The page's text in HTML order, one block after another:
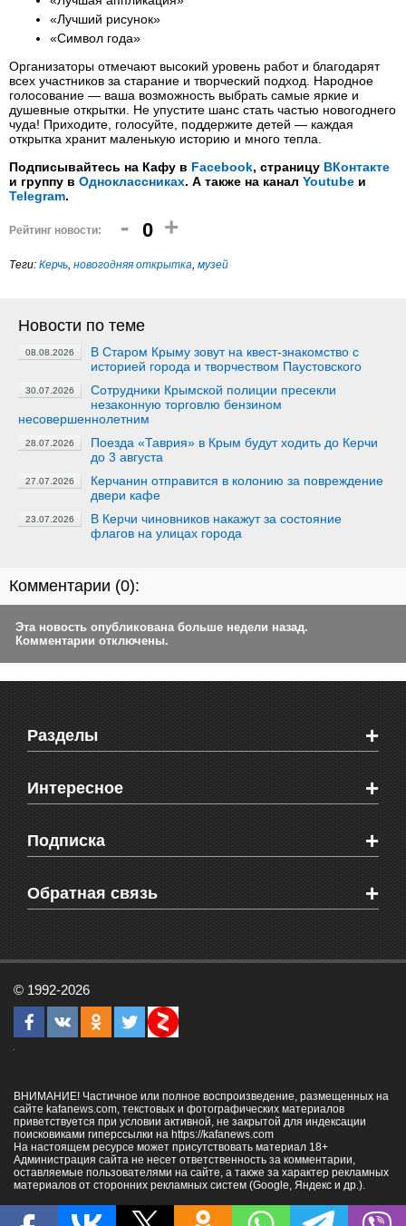
«Лучший рисунок»
«Символ года»
Организаторы отмечают высокий уровень работ и благодарят
всех участников за старание и творческий подход. Народное
голосование — ваша возможность выбрать самые яркие и
душевные открытки. Не упустите шанс стать частью новогоднего
чуда! Приходите, голосуйте, поддержите детей — каждая
открытка хранит маленькую историю и много тепла.
Подписывайтесь на Кафу в Facebook, страницу ВКонтакте
и группу в Одноклассниках. А также на канал Youtube и
Telegram.
Рейтинг новости: - 0 +
Теги: Керчь, новогодняя открытка, музей
Новости по теме
08.08.2026
В Старом Крыму зовут на квест-знакомство с
историей города и творчеством Паустовского
30.07.2026
Сотрудники Крымской полиции пресекли
незаконную торговлю бензином
несовершеннолетним
28.07.2026
Поезда «Таврия» в Крым будут ходить до Керчи
до 3 августа
27.07.2026
Керчанин отправится в колонию за повреждение
двери кафе
23.07.2026
В Керчи чиновников накажут за состояние
флагов на улицах города
Комментарии (0):
Эта новость опубликована больше недели назад.
Комментарии отключены.
Разделы +
Новости Феодосии
Новости Крыма
Мировые новости
Объявления
Здоровье
СМС мнения читателей
Интересное +
Видео о Феодосии
Веб-камеры Феодосии
Блоги феодосийцев
Школы Феодосии
Подписка +
Печатная версия газеты "Кафа"
RSS
Обратная связь +
Рекламодателям
Контактная информация
© 1992-2026
ВНИМАНИЕ! Частичное или полное воспроизведение, размещенных на
сайте kafanews.com, текстовых и фотографических материалов
приветствуется при условии активной, не закрытой для индексации
поисковиками гиперссылки на https://kafanews.com
На настоящем ресурсе может присутствовать материал 18+
Администрация сайта не несет ответственность за комментарии,
оставляемые пользователями на сайте, а также за характер рекламных
материалов от сторонних рекламных систем (Google, Яндекс и др.).